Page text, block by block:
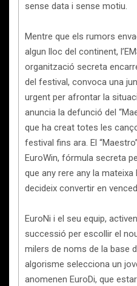
sense data i sense motiu.
Mentre que els rumors
algun lloc del continent,
organització secreta
del festival, convoca una
urgent per afrontar la
anuncia la defunció del
que ha creat totes les
festival fins ara. El
EuroWin, fórmula secreta
que any rere any la mateixa
decideix convertir en
EuroNi i el seu equip,
successió per escollir el
milers de noms de la base
algorisme selecciona un
anomenen EuroDi, que